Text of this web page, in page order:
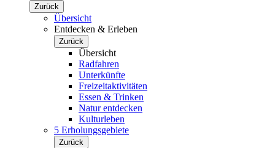
Zurück
Übersicht
Entdecken & Erleben
Zurück
Übersicht
Radfahren
Unterkünfte
Freizeitaktivitäten
Essen & Trinken
Natur entdecken
Kulturleben
5 Erholungsgebiete
Zurück